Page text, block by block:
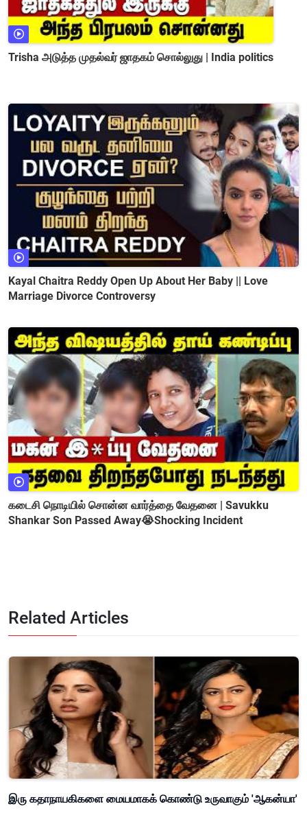
Trisha அடுத்த முதல்வர் ஜாதகம் சொல்லுது | India politics
Kayal Chaitra Reddy Open Up About Her Baby || Love
Marriage Divorce Controversy
கடைசி நொடியில் சொன்ன வார்த்தை வேதனை | Savukku
Shankar Son Passed Away😭Shocking Incident
Related Articles
இரு கதாநாயகிகளை மையமாகக் கொண்டு உருவாகும் 'ஆகன்யா'